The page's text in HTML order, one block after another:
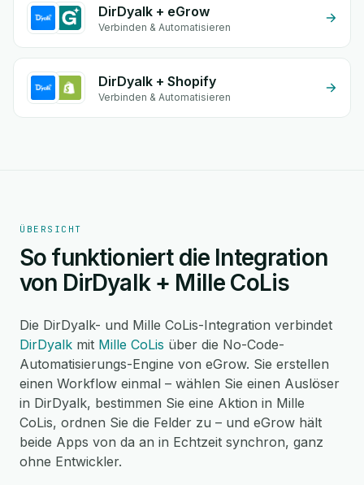
DirDyalk + eGrow
Verbinden & Automatisieren
DirDyalk + Shopify
Verbinden & Automatisieren
ÜBERSICHT
So funktioniert die Integration
von DirDyalk + Mille CoLis
Die DirDyalk- und Mille CoLis-Integration verbindet
DirDyalk mit Mille CoLis über die No-Code-
Automatisierungs-Engine von eGrow. Sie erstellen
einen Workflow einmal – wählen Sie einen Auslöser
in DirDyalk, bestimmen Sie eine Aktion in Mille
CoLis, ordnen Sie die Felder zu – und eGrow hält
beide Apps von da an in Echtzeit synchron, ganz
ohne Entwickler.